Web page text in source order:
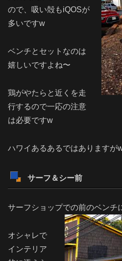
ので、吸い殻もiQOSが
多いですw
ベンチとセットなのは
嬉しいですよね〜
鶏がやたらと近くを走
行するので一応の注意
は必要ですw
ハワイあるあるではありますが
サーフ＆シー前
サーフショップでの前のベンチ
オシャレで
インテリア